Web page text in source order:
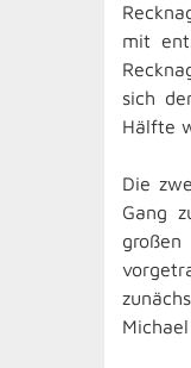
mit
sich
Hälfte
Die
Gang
großen